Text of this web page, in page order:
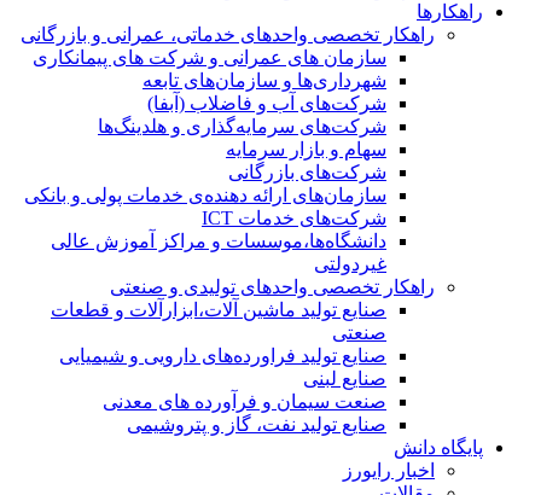
راهکارها
راهکار تخصصی واحدهای خدماتی، عمرانی و بازرگانی
سازمان های عمرانی و شرکت های پیمانکاری
شهرداری‌ها و سازمان‌های تابعه
شرکت‌های آب و فاضلاب (آبفا)
شرکت‌های سرمایه‌گذاری و هلدینگ‌ها
سهام و بازار سرمایه
شرکت‌های بازرگانی
سازمان‌های ارائه دهنده‌ی خدمات پولی و بانکی
شرکت‌های خدمات ICT
دانشگاه‌ها،موسسات و مراکز آموزش عالی
غیردولتی
راهکار تخصصی واحدهای تولیدی و صنعتی
صنایع توليد ماشين آلات،ابزارآلات و قطعات
صنعتی
صنایع تولید فراورده‌های دارویی و شیمیایی
صنایع لبنی
صنعت سیمان و فرآورده های معدنی
صنایع تولید نفت، گاز و پتروشيمی
پایگاه دانش
اخبار رایورز